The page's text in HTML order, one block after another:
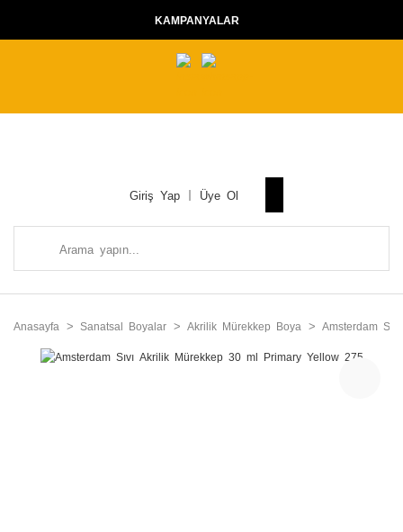
KAMPANYALAR
Giriş Yap Üye Ol
Anasayfa Sanatsal Boyalar Akrilik Mürekkep Boya Amsterdam